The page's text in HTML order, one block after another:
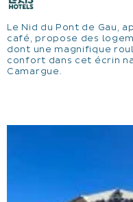
Le Nid du Pont de Gau,
café, propose des
dont une magnifique
confort dans cet écrin
Camargue.